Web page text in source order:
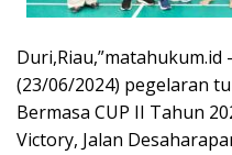
(23/06/2024) pegelaran
Bermasa CUP II Tahun
Victory, Jalan